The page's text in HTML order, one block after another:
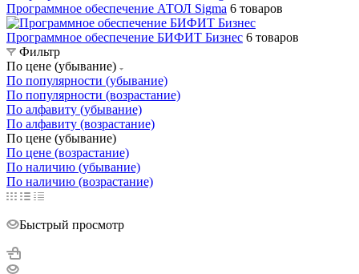
Программное обеспечение АТОЛ Sigma 6 товаров
Программное обеспечение БИФИТ Бизнес 6 товаров
Фильтр
По цене (убывание)
По популярности (убывание)
По популярности (возрастание)
По алфавиту (убывание)
По алфавиту (возрастание)
По цене (убывание)
По цене (возрастание)
По наличию (убывание)
По наличию (возрастание)
Быстрый просмотр